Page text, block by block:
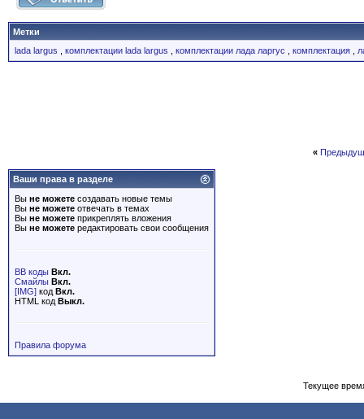
Метки
lada largus
комплектации lada largus комплектации лада ларгус комплектация
«
Ваши права в разделе
Вы не можете создавать новые темы
Вы не можете отвечать в темах
Вы не можете прикреплять вложения
Вы не можете редактировать свои сообщения
BB коды Вкл.
Смайлы Вкл.
[IMG] код Вкл.
HTML код Выкл.
Правила форума
Текущее